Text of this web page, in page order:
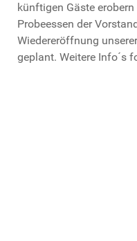
künftigen Gäste
Probeessen der
Wiedereröffnung
geplant. Weitere Info´s